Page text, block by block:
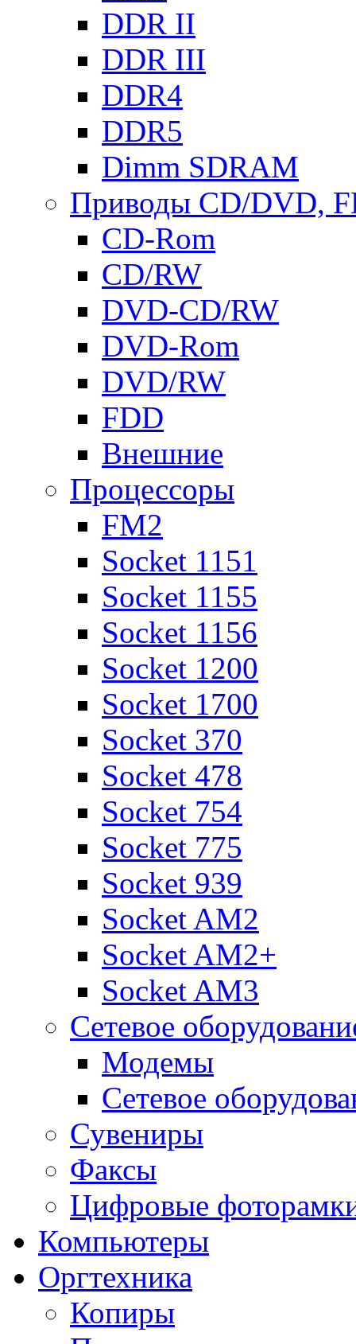
DDR II
DDR III
DDR4
DDR5
Dimm SDRAM
Приводы СD/DVD,
CD-Rom
CD/RW
DVD-CD/RW
DVD-Rom
DVD/RW
FDD
Внешние
Процессоры
FM2
Socket 1151
Socket 1155
Socket 1156
Socket 1200
Socket 1700
Socket 370
Socket 478
Socket 754
Socket 775
Socket 939
Socket AM2
Socket AM2+
Socket AM3
Сетевое
Модемы
Сетевое
Сувениры
Факсы
Цифровые
Компьютеры
Оргтехника
Копиры